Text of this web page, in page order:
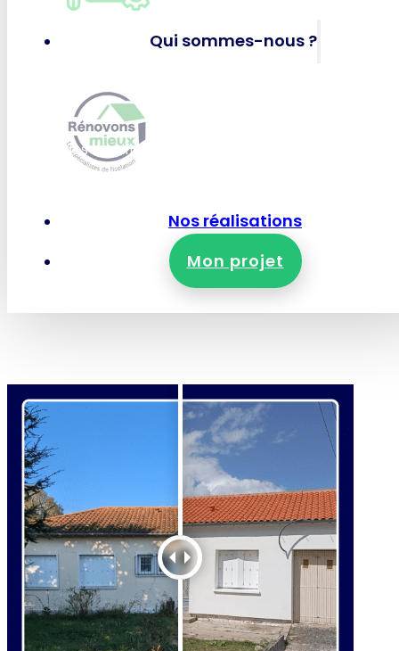
Qui sommes-nous ?
Nos certifications et garanties
Nos réalisations
Mon projet